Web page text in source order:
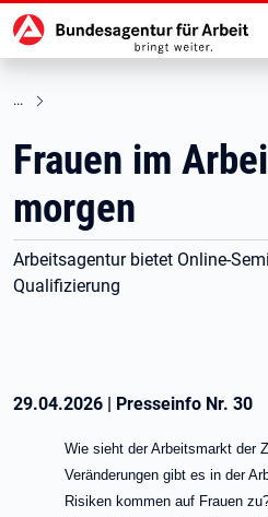
zu den Hauptinhalten springen
Hauptnavigation
Frauen im
morgen
Arbeitsagentur bietet Online-
Qualifizierung
29.04.2026 | Presseinfo Nr. 30
Wie sieht der Arbeitsmarkt der
Veränderungen gibt es in der
Risiken kommen auf Frauen